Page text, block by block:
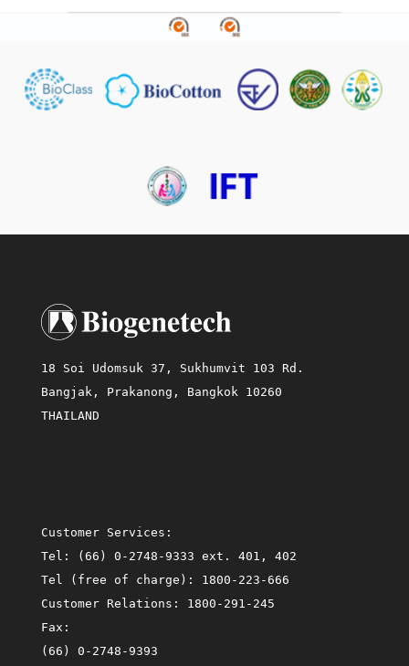
18 Soi Udomsuk 37, Sukhumvit 103 Rd.
Bangjak, Prakanong, Bangkok 10260
THAILAND
Customer Services:
Tel:
(66) 0-2748-9333 ext. 401, 402
Tel (free of charge): 1800-223-666
Customer Relations: 1800-291-245
Fax:
(66) 0-2748-9393